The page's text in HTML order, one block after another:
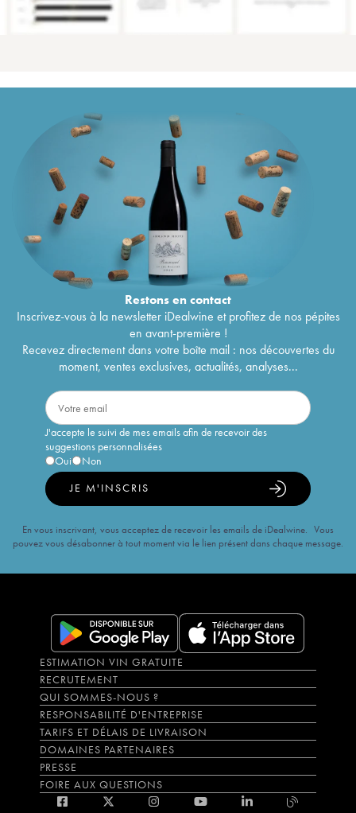
Restons encontact
Inscrivez-vous à la newsletter iDealwine et profitez de nos pépites
en avant-première !
Recevez directement dans votre boîte mail : nos découvertes du
moment, ventes exclusives, actualités, analyses...
J'accepte le suivi de mes emails afin de recevoir des
suggestions personnalisées
Oui
Non
JE M'INSCRIS
En vous inscrivant, vous acceptez de recevoir les emails de iDealwine. Vous
pouvez vous désabonner à tout moment via le lien présent dans chaque message.
ESTIMATION VIN GRATUITE
RECRUTEMENT
QUI SOMMES-NOUS ?
RESPONSABILITÉ D'ENTREPRISE
TARIFS ET DÉLAIS DE LIVRAISON
DOMAINES PARTENAIRES
PRESSE
FOIRE AUX QUESTIONS